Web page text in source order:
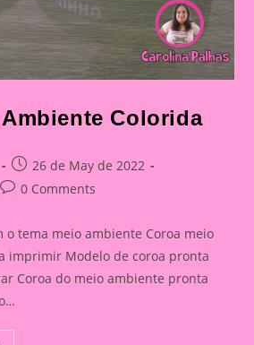
Colorida
Post
published:
26 de May de 2022
Post0 Comments
o tema meio ambiente Coroa meio
imprimir Modelo de coroa pronta
Coroa do meio ambiente pronta